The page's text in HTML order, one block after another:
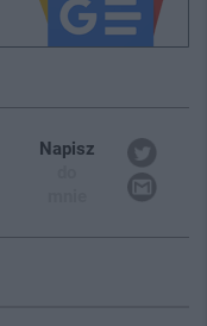
Napisz